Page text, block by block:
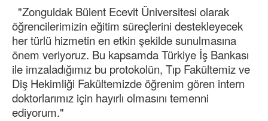
"Zonguldak Bülent Ecevit Üniversitesi olarak
öğrencilerimizin eğitim süreçlerini destekleyecek
her türlü hizmetin en etkin şekilde sunulmasına
önem veriyoruz. Bu kapsamda Türkiye İş Bankası
ile imzaladığımız bu protokolün, Tıp Fakültemiz ve
Diş Hekimliği Fakültemizde öğrenim gören intern
doktorlarımız için hayırlı olmasını temenni
ediyorum."